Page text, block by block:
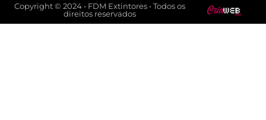
Copyright © 2024 • FDM Extintores • Todos os
direitos reservados